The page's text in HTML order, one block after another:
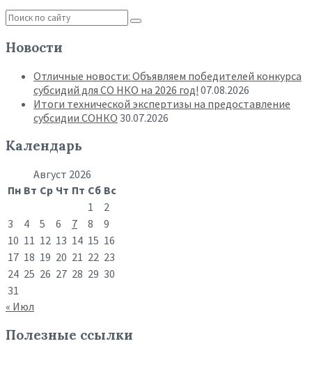
Новости
Отличные новости: Объявляем победителей конкурса
субсидий для СО НКО на 2026 год! 07.08.2026
Итоги технической экспертизы на предоставление
субсидии СОНКО 30.07.2026
Календарь
Август 2026
Пн Вт Ср Чт Пт Сб Вс
1
2
3
4 5 6 7 8
9
10 11 12 13 14 15 16
17 18 19 20 21 22 23
24 25 26 27 28 29 30
31
« Июл
Полезные ссылки